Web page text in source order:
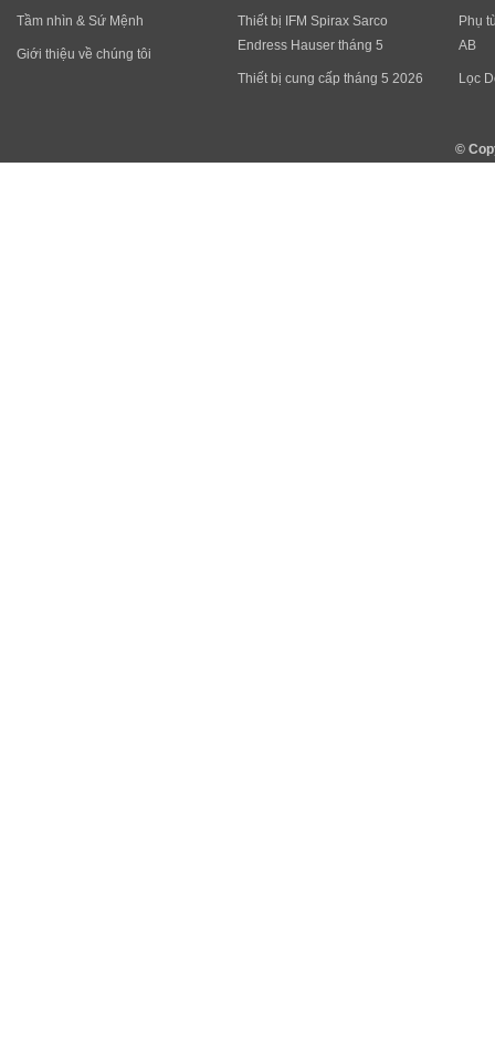
Tầm nhìn & Sứ Mệnh
Giới thiệu về chúng tôi
Thiết bị IFM Spirax Sarco
Endress Hauser tháng 5
Thiết bị cung cấp tháng 5 2026
Phụ
AB
Lọc
©